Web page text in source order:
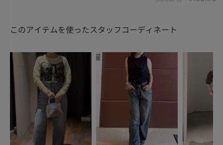
このアイテムを使ったスタッフコーディネート